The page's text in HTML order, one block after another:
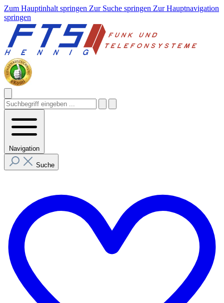
Zum Hauptinhalt springen Zur Suche springen Zur Hauptnavigation
springen
Navigation
Suche